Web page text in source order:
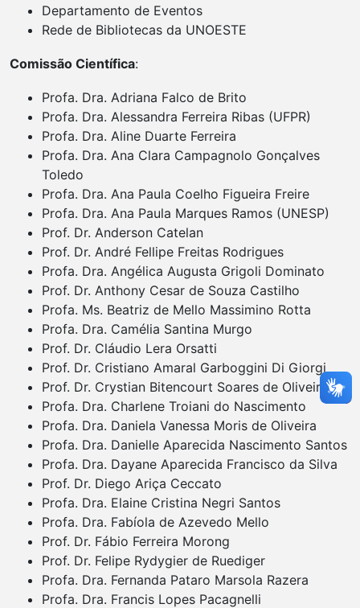
Departamento de Eventos
Rede de Bibliotecas da UNOESTE
Comissão Científica:
Profa. Dra. Adriana Falco de Brito
Profa. Dra. Alessandra Ferreira Ribas (UFPR)
Profa. Dra. Aline Duarte Ferreira
Profa. Dra. Ana Clara Campagnolo Gonçalves
Toledo
Profa. Dra. Ana Paula Coelho Figueira Freire
Profa. Dra. Ana Paula Marques Ramos (UNESP)
Prof. Dr. Anderson Catelan
Prof. Dr. André Fellipe Freitas Rodrigues
Profa. Dra. Angélica Augusta Grigoli Dominato
Prof. Dr. Anthony Cesar de Souza Castilho
Profa. Ms. Beatriz de Mello Massimino Rotta
Profa. Dra. Camélia Santina Murgo
Prof. Dr. Cláudio Lera Orsatti
Prof. Dr. Cristiano Amaral Garboggini Di Giorgi
Prof. Dr. Crystian Bitencourt Soares de Oliveira
Profa. Dra. Charlene Troiani do Nascimento
Profa. Dra. Daniela Vanessa Moris de Oliveira
Profa. Dra. Danielle Aparecida Nascimento Santos
Profa. Dra. Dayane Aparecida Francisco da Silva
Prof. Dr. Diego Ariça Ceccato
Profa. Dra. Elaine Cristina Negri Santos
Profa. Dra. Fabíola de Azevedo Mello
Prof. Dr. Fábio Ferreira Morong
Prof. Dr. Felipe Rydygier de Ruediger
Profa. Dra. Fernanda Pataro Marsola Razera
Profa. Dra. Francis Lopes Pacagnelli